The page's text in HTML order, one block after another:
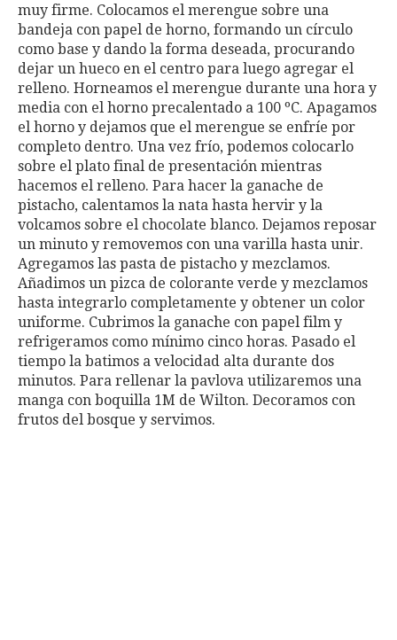
muy firme. Colocamos el merengue sobre una
bandeja con papel de horno, formando un círculo
como base y dando la forma deseada, procurando
dejar un hueco en el centro para luego agregar el
relleno. Horneamos el merengue durante una hora y
media con el horno precalentado a 100 ºC. Apagamos
el horno y dejamos que el merengue se enfríe por
completo dentro. Una vez frío, podemos colocarlo
sobre el plato final de presentación mientras
hacemos el relleno. Para hacer la ganache de
pistacho, calentamos la nata hasta hervir y la
volcamos sobre el chocolate blanco. Dejamos reposar
un minuto y removemos con una varilla hasta unir.
Agregamos las pasta de pistacho y mezclamos.
Añadimos un pizca de colorante verde y mezclamos
hasta integrarlo completamente y obtener un color
uniforme. Cubrimos la ganache con papel film y
refrigeramos como mínimo cinco horas. Pasado el
tiempo la batimos a velocidad alta durante dos
minutos. Para rellenar la pavlova utilizaremos una
manga con boquilla 1M de Wilton. Decoramos con
frutos del bosque y servimos.